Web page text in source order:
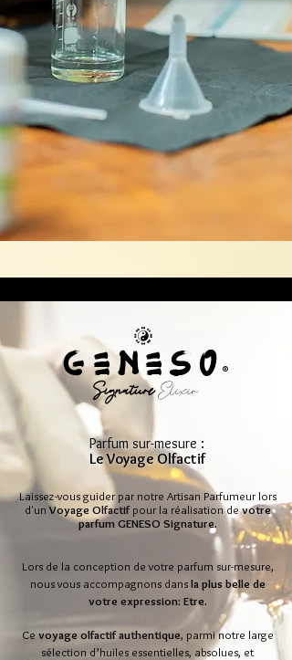
GENESo ®
-SignatureElixir -
Parfum sur-mesure :
Le Voyage Olfactif
Laissez-vous guider par notre Artisan Parfumeur lors
d'unVoyage Olfactifpour la réalisation devotre
parfum GENESO Signature.
Lors de la conception de votre parfum sur-mesure,
nous vous accompagnons dansla plus belle de
votre expression: Etre.
Ce voyage olfactif authentique, parmi notre large
sélection d’huiles essentielles, absolues, et